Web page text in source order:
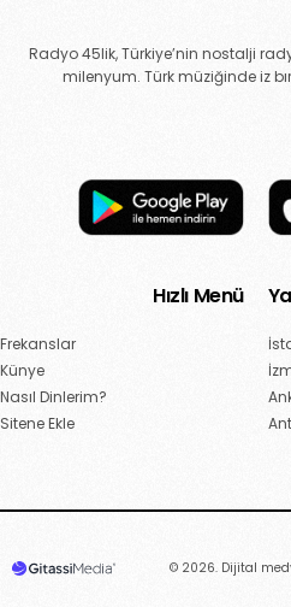
Radyo 45lik, Türkiye’nin nostalji
milenyum. Türk müziğinde iz
Hızlı Menü
Frekanslar
Künye
Nasıl Dinlerim?
Sitene Ekle
© 2026. Dijital